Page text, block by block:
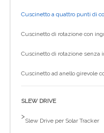
Cuscinetto a quattro punti di
Cuscinetto di rotazione con
Cuscinetto di rotazione senza
Cuscinetto ad anello girevole
SLEW DRIVE
>
Slew Drive per Solar Tracker